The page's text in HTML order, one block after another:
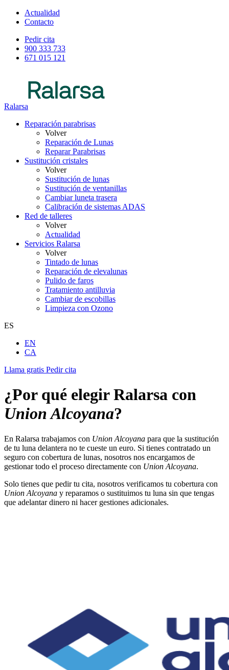
Actualidad
Contacto
Pedir cita
900 333 733
671 015 121
Ralarsa
Reparación parabrisas
Volver
Reparación de Lunas
Reparar Parabrisas
Sustitución cristales
Volver
Sustitución de lunas
Sustitución de ventanillas
Cambiar luneta trasera
Calibración de sistemas ADAS
Red de talleres
Volver
Actualidad
Servicios Ralarsa
Volver
Tintado de lunas
Reparación de elevalunas
Pulido de faros
Tratamiento antilluvia
Cambiar de escobillas
Limpieza con Ozono
ES
EN
CA
Llama gratis Pedir cita
¿Por qué elegir Ralarsa con
Union Alcoyana?
En Ralarsa trabajamos con Union Alcoyana para que la sustitución
de tu luna delantera no te cueste un euro. Si tienes contratado un
seguro con cobertura de lunas, nosotros nos encargamos de
gestionar todo el proceso directamente con Union Alcoyana.
Solo tienes que pedir tu cita, nosotros verificamos tu cobertura con
Union Alcoyana y reparamos o sustituimos tu luna sin que tengas
que adelantar dinero ni hacer gestiones adicionales.